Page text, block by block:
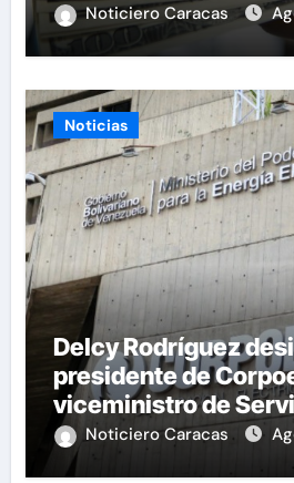
Noticiero Caracas
Noticias
Delcy Rodríguez
presidente de
viceministro de
Eléctricos
Noticiero Caracas